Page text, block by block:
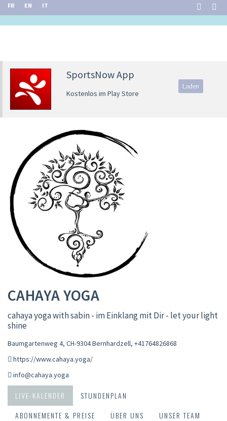
FR EN IT
SportsNow App
Kostenlos im Play Store
Laden
CAHAYA YOGA
cahaya yoga with sabin - im Einklang mit Dir - let your light
shine
Baumgartenweg 4, CH-9304 Bernhardzell, +41764826868
https://www.cahaya.yoga/
info@cahaya.yoga
LIVE-KALENDER
STUNDENPLAN
ABONNEMENTE & PREISE
ÜBER UNS UNSER TEAM